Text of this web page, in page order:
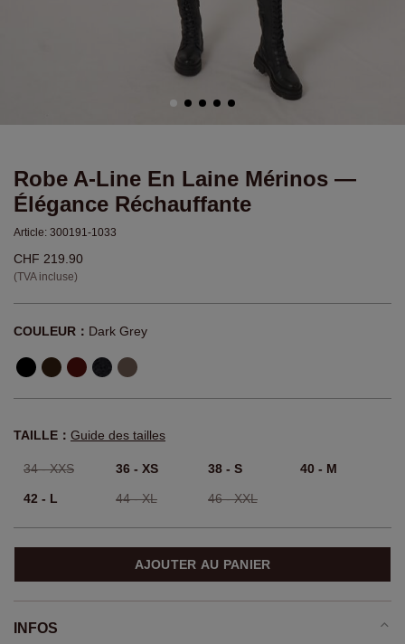
Robe A-Line En Laine Mérinos —
Élégance Réchauffante
Article: 300191-1033
CHF 219.90
(TVA incluse)
COULEUR： Dark Grey
TAILLE： Guide des tailles
34 - XXS 36 - XS 38 - S 40 - M
42 - L 44 - XL 46 - XXL
AJOUTER AU PANIER
INFOS